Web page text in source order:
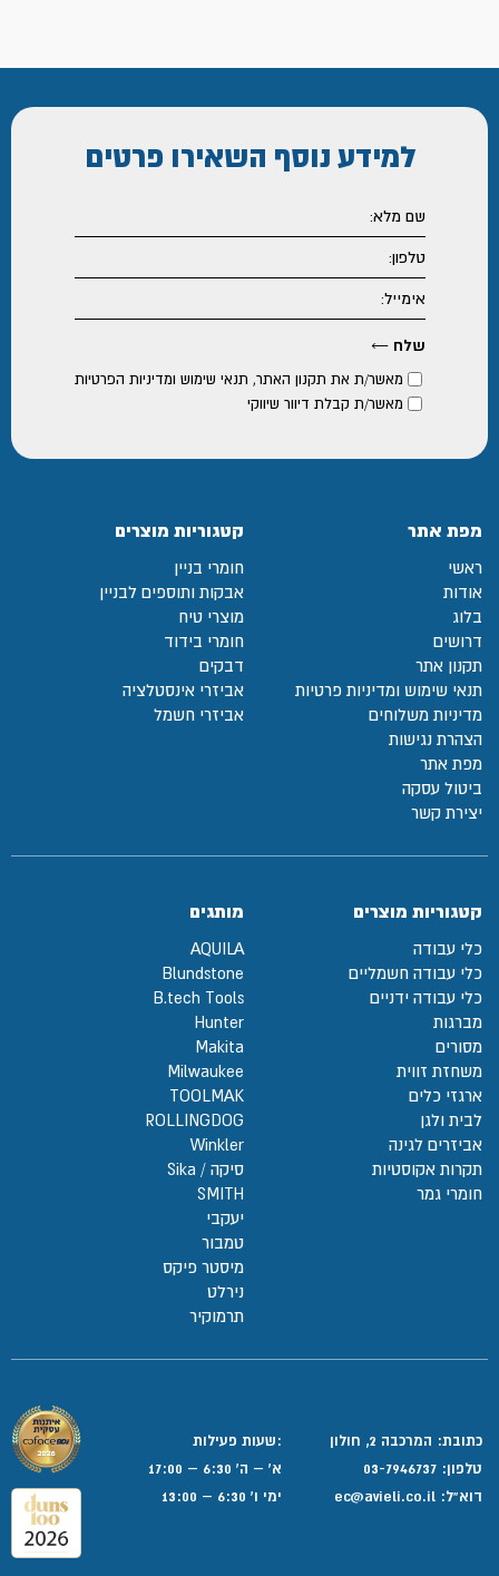
למידע נוסף השאירו פרטים
מאשר/ת את תקנון האתר, תנאי שימוש ומדיניות הפרטיות
מאשר/ת קבלת דיוור שיווקי
מפת אתר
ראשי
אודות
בלוג
דרושים
תקנון אתר
תנאי שימוש ומדיניות פרטיות
מדיניות משלוחים
הצהרת נגישות
מפת אתר
ביטול עסקה
יצירת קשר
קטגוריות מוצרים
חומרי בניין
אבקות ותוספים לבניין
מוצרי טיח
חומרי בידוד
דבקים
אביזרי אינסטלציה
אביזרי חשמל
קטגוריות מוצרים
כלי עבודה
כלי עבודה חשמליים
כלי עבודה ידניים
מברגות
מסורים
משחזת זווית
ארגזי כלים
לבית ולגן
אביזרים לגינה
תקרות אקוסטיות
חומרי גמר
מותגים
AQUILA
Blundstone
B.tech Tools
Hunter
Makita
Milwaukee
TOOLMAK
ROLLINGDOG
Winkler
סיקה / Sika
SMITH
יעקבי
טמבור
מיסטר פיקס
נירלט
תרמוקיר
כתובת: המרכבה 2, חולון
טלפון: 03-7946737
דוא”ל:
:שעות פעילות
א' – ה' 6:30 – 17:00
ימי ו' 6:30 – 13:00